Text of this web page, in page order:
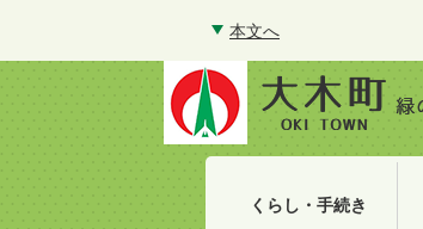
本文へ
くらし・手続き